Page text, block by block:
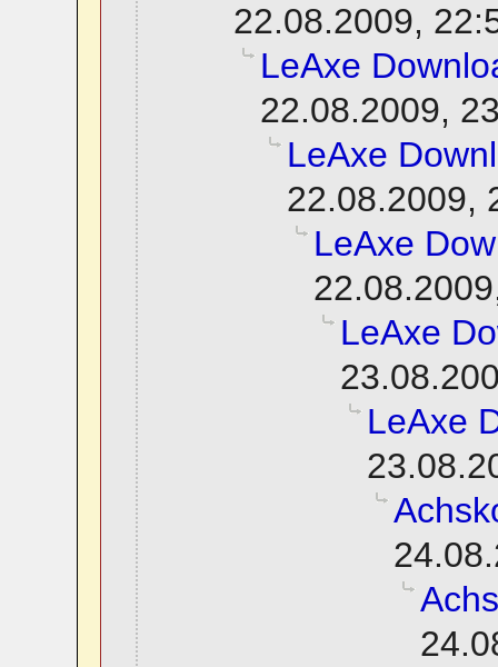
22.08.2009,
LeAxe
22.08.2009,
LeAxe
22.08.2009,
LeAxe
LeAxe
LeAxe